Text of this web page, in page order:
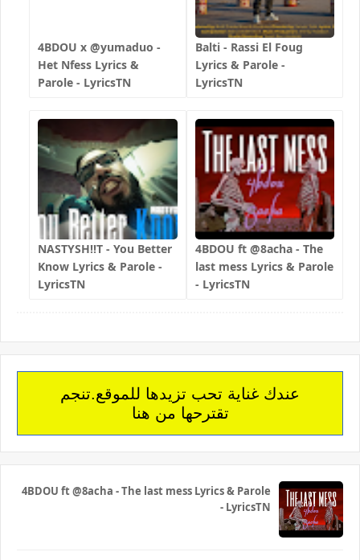
4BDOU x ‪@yumaduo‬ -
Het Nfess Lyrics &
Parole - LyricsTN
Balti - Rassi El Foug
Lyrics & Parole -
LyricsTN
NASTYSH!!T - You Better
Know Lyrics & Parole -
LyricsTN
4BDOU ft ‪@8acha‬ - The
last mess Lyrics & Parole
- LyricsTN
عندك غناية تحب تزيدها للموقع.تنجم
تقترحها من هنا
4BDOU ft ‪@8acha‬ - The last mess Lyrics & Parole
- LyricsTN